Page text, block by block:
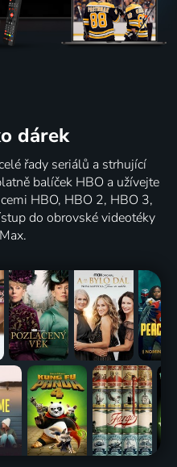
dárek
řady seriálů a strhující
balíček HBO a užívejte
HBO, HBO 2, HBO 3,
do obrovské videotéky